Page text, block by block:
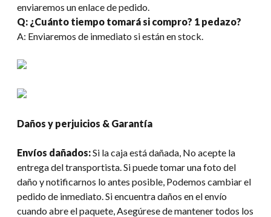
enviaremos un enlace de pedido.
Q: ¿Cuánto tiempo tomará si compro? 1 pedazo?
A: Enviaremos de inmediato si están en stock.
Daños y perjuicios & Garantía
Envíos dañados:Si la caja está dañada, No acepte la
entrega del transportista. Si puede tomar una foto del
daño y notificarnos lo antes posible, Podemos cambiar el
pedido de inmediato. Si encuentra daños en el envío
cuando abre el paquete, Asegúrese de mantener todos los